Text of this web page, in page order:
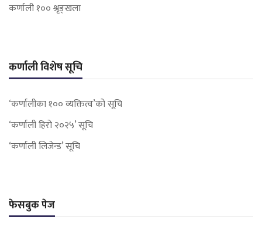
कर्णाली १०० श्रृङ्खला
कर्णाली विशेष सूचि
‘कर्णालीका १०० व्यक्तित्व’को सूचि
‘कर्णाली हिरो २०२५’ सूचि
‘कर्णाली लिजेन्ड’ सूचि
फेसबुक पेज